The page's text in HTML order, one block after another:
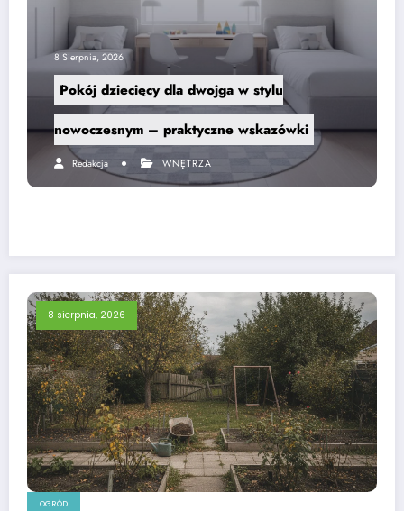
8 Sierpnia, 2026
Pokój dziecięcy dla dwojga w stylu
nowoczesnym – praktyczne wskazówki
Redakcja WNĘTRZA
8 sierpnia, 2026
OGRÓD